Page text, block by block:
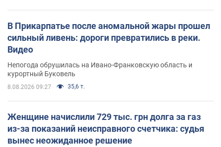
В Прикарпатье после аномальной жары прошел
сильный ливень: дороги превратились в реки.
Видео
Непогода обрушилась на Ивано-Франковскую область и
курортный Буковель
8.08.2026 09:27 35,6 т.
Женщине начислили 729 тыс. грн долга за газ
из-за показаний неисправного счетчика: судья
вынес неожиданное решение